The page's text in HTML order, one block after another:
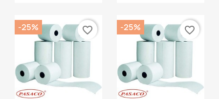
-25% favorite_border -25% favorite_border